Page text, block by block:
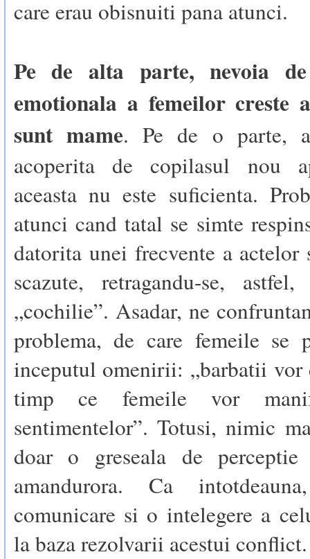
care erau obisnuiti pana atunci.
Pe de alta parte, nevoia
emotionala a femeilor creste
sunt mame. Pe de o parte,
acoperita de copilasul nou
aceasta nu este suficienta.
atunci cand tatal se simte
datorita unei frecvente a actelor
scazute, retragandu-se,
„cochilie”. Asadar, ne
problema, de care femeile se
inceputul omenirii: „barbatii vor
timp ce femeile vor
sentimentelor”. Totusi, nimic
doar o greseala de
amandurora. Ca
comunicare si o intelegere a
la baza rezolvarii acestui conflict.